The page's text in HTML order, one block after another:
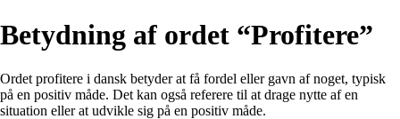
Betydning af ordet “Profitere”
Ordet profitere i dansk betyder at få fordel eller gavn af noget, typisk
på en positiv måde. Det kan også referere til at drage nytte af en
situation eller at udvikle sig på en positiv måde.